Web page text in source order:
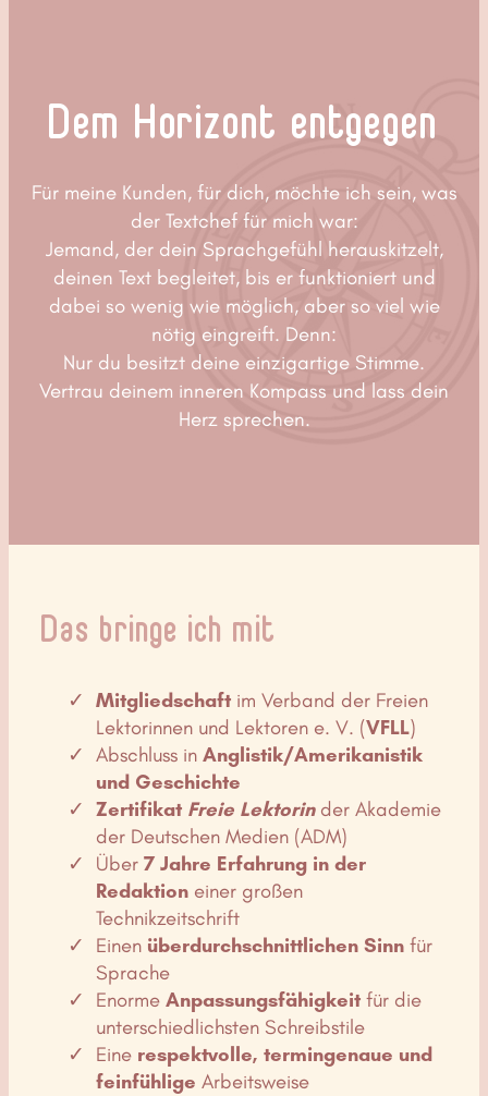
Dem Horizont entgegen
Für meine Kunden, für dich, möchte ich sein, was
der Textchef für mich war:
Jemand, der dein Sprachgefühl herauskitzelt,
deinen Text begleitet, bis er funktioniert und
dabei so wenig wie möglich, aber so viel wie
nötig eingreift. Denn:
Nur du besitzt deine einzigartige Stimme.
Vertrau deinem inneren Kompass und lass dein
Herz sprechen.
Das bringe ich mit
Mitgliedschaft im Verband der Freien
Lektorinnen und Lektoren e. V. (VFLL)
Abschluss in Anglistik/Amerikanistik
und Geschichte
Zertifikat Freie Lektorinder Akademie
der Deutschen Medien (ADM)
Über 7 Jahre Erfahrung in der
Redaktion einer großen
Technikzeitschrift
Einen überdurchschnittlichen Sinn für
Sprache
Enorme Anpassungsfähigkeit für die
unterschiedlichsten Schreibstile
Eine respektvolle, termingenaue und
feinfühlige Arbeitsweise